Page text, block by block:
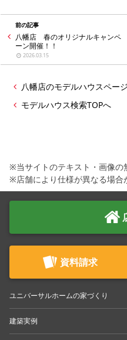
前の記事
八幡店 春のオリジナルキャンペ
ーン開催！！
2026.03.15
八幡店のモデルハウスペー
モデルハウス検索TOPへ
※当サイトのテキスト・画像の
※店舗により仕様が異なる場合
資料請求
ユニバーサルホームの家づくり
建築実例